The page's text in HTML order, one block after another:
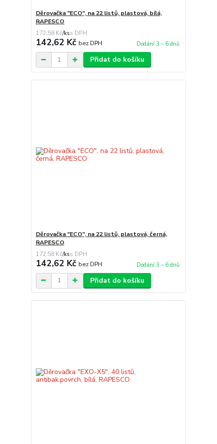
Děrovačka "ECO", na 22 listů, plastová, bílá,
RAPESCO
172,58 Kč/ks
142,62 Kč bez DPH Dodání 3 – 6 dnů
Přidat do košíku
Děrovačka "ECO", na 22 listů, plastová, černá,
RAPESCO
172,58 Kč/ks
142,62 Kč bez DPH Dodání 3 – 6 dnů
Přidat do košíku